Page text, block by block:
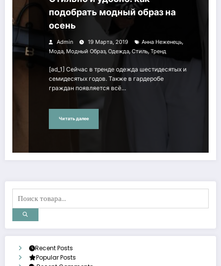
подобрать модный образ на
осень
Admin 19 Марта, 2019 Анна Неженець,
Мода, Модный Образ, Одежда,Стиль, Тренд
[ad_1] Сейчас в тренде одежда шестидесятых и
семидесятых годов. Также в гардеробе
граждан появляется всё…
Читать далее
Recent Posts
Popular Posts